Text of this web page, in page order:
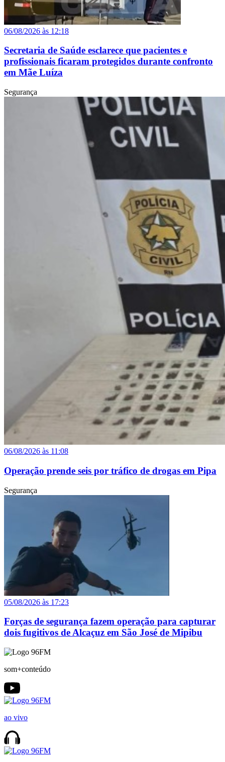
06/08/2026 às 12:18
Secretaria de Saúde esclarece que pacientes e
profissionais ficaram protegidos durante confronto
em Mãe Luíza
Segurança
06/08/2026 às 11:08
Operação prende seis por tráfico de drogas em Pipa
Segurança
05/08/2026 às 17:23
Forças de segurança fazem operação para capturar
dois fugitivos de Alcaçuz em São José de Mipibu
som+conteúdo
ao vivo